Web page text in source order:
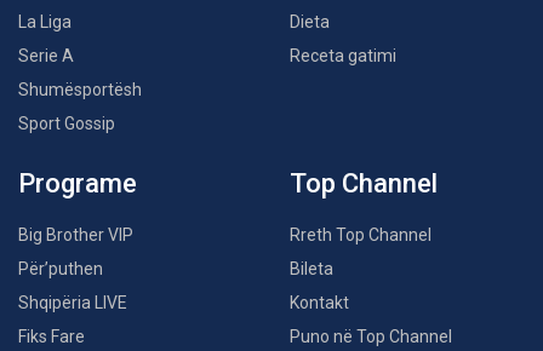
La Liga
Serie A
Shumësportësh
Sport Gossip
Dieta
Receta gatimi
Programe
Big Brother VIP
Për’puthen
Shqipëria LIVE
Fiks Fare
Top Channel
Rreth Top Channel
Bileta
Kontakt
Puno në Top Channel